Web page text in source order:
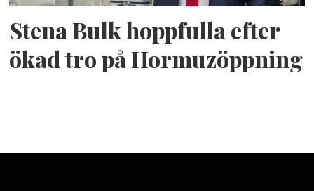
Stena Bulk hoppfulla efter
ökad tro på Hormuzöppning